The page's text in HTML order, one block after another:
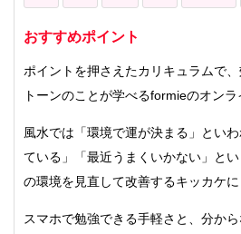
おすすめポイント
ポイントを押さえたカリキュラムで
トーンのことが学べるformieのオンラ
風水では「環境で運が決まる」とい
ている」「最近うまくいかない」と
の環境を見直して改善するキッカケに
スマホで勉強できる手軽さと、分か